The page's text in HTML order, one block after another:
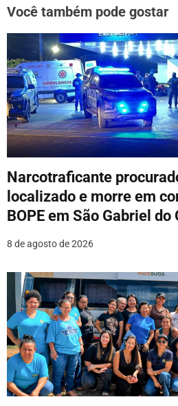
a
ç
ã
o
d
e
P
o
s
t
Você também pode gostar
Narcotraficante
localizado e morre em
BOPE em São Gabriel do
8 de agosto de 2026